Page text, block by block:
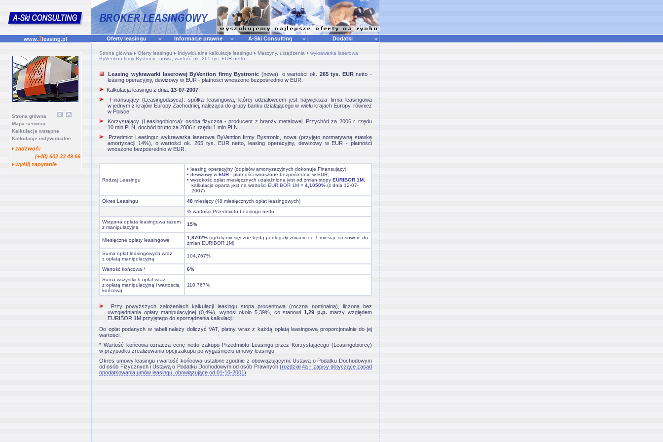
Oferty leasingu Informacje prawne A-Ski Consulting Dodatki
www.1leasing.pl
Strona główna
Mapa serwisu
Kalkulacje wstępne
Kalkulacje indywidualne
zadzwoń:
(+48) 602 33 49 66
wyślij zapytanie
Strona główna Oferty leasingu Indywidualne kalkulacje leasingu Maszyny, urządzenia
wykrawarka laserowa
ByVention firmy Bystronic, nowa, wartość ok. 265 tys. EUR netto ...
Leasing wykrawarki laserowej ByVention firmy Bystronic (nowa), o wartości ok. 265 tys. EURnetto -
leasing operacyjny, dewizowy w EUR - płatności wnoszone bezpośrednio w EUR.
Kalkulacja leasingu z dnia: 13-07-2007
Finansujący (Leasingodawca): spółka leasingowa, której udziałowcem jest największa firma leasingowa
w jednym z krajów Europy Zachodniej, należąca do grupy banku działającego w wielu krajach Europy, również
w Polsce.
Korzystający (Leasingobiorca): osoba fizyczna - producent z branży metalowej. Przychód za 2006 r. rzędu
10 mln PLN, dochód brutto za 2006 r. rzędu 1 mln PLN.
Przedmiot Leasingu: wykrawarka laserowa ByVention firmy Bystronic, nowa (przyjęto normatywną stawkę
amortyzacji 14%), o wartości ok. 265 tys. EUR netto, leasing operacyjny, dewizowy w EUR - płatności
wnoszone bezpośrednio w EUR.
Rodzaj Leasingu
• leasing operacyjny (odpisów amortyzacyjnych dokonuje Finansujący);
• dewizowy w EUR - płatności wnoszone bezpośrednio w EUR;
• wysokość opłat miesięcznych uzależniona jest od zmian stopy EURIBOR 1M
kalkulacja oparta jest na wartości EURIBOR 1M = 4,1050% (z dnia 12-07-
2007)
Okres Leasingu
48 miesięcy (48 miesięcznych opłat leasingowych)
% wartości Przedmiotu Leasingu netto
Wstępna opłata leasingowa razem
z manipulacyjną
15%
Miesięczne opłaty leasingowe 1,8702% (opłaty miesięczne będą podlegały zmianie co 1 miesiąc stosownie do
zmian EURIBOR 1M)
Suma opłat leasingowych wraz
z opłatą manipulacyjną
104,767%
Wartość końcowa *
6%
Suma wszystkich opłat wraz
z opłatą manipulacyjną i wartością
końcową
110,767%
Przy powyższych założeniach kalkulacji leasingu stopa procentowa (roczna nominalna), liczona bez
uwzględniania opłaty manipulacyjnej (0,4%), wynosi około 5,39%, co stanowi 1,29 p.p.marży względem
EURIBOR 1M przyjętego do sporządzenia kalkulacji.
Do opłat podanych w tabeli należy doliczyć VAT, płatny wraz z każdą opłatą leasingową proporcjonalnie do jej
wartości.
* Wartość końcowa oznacza cenę netto zakupu Przedmiotu Leasingu przez Korzystającego (Leasingobiorcę)
w przypadku zrealizowania opcji zakupu po wygaśnięciu umowy leasingu.
Okres umowy leasingu i wartość końcowa ustalone zgodnie z obowiązującymi: Ustawą o Podatku Dochodowym
od osób Fizycznych i Ustawą o Podatku Dochodowym od osób Prawnych (rozdział 4a - zapisy dotyczące zasad
opodatkowania umów leasingu, obowiązujące od 01-10-2001)